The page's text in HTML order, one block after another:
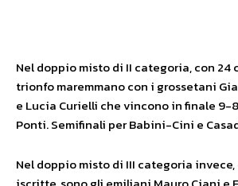
Nel doppio misto di II categoria, con 24
trionfo maremmano con i grossetani
e Lucia Curielli che vincono in finale
Ponti. Semifinali per Babini-Cini e
Nel doppio misto di III categoria invece,